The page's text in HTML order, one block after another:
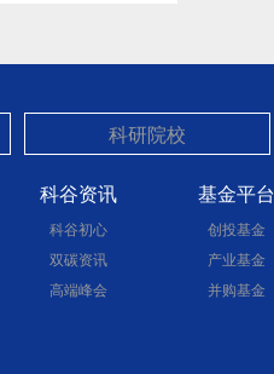
科谷资讯
科谷初心
双碳资讯
高端峰会
基金平台
创投基金
产业基金
并购基金